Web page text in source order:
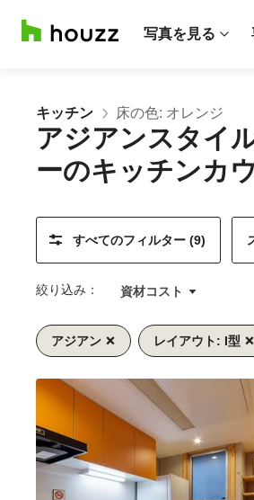
写真を見る
キッチン 床の色: オレンジ
アジアンスタイ
ーのキッチンカ
すべてのフィルター (9)
絞り込み： 資材コスト
アジアン レイアウト: I型
へ
へ